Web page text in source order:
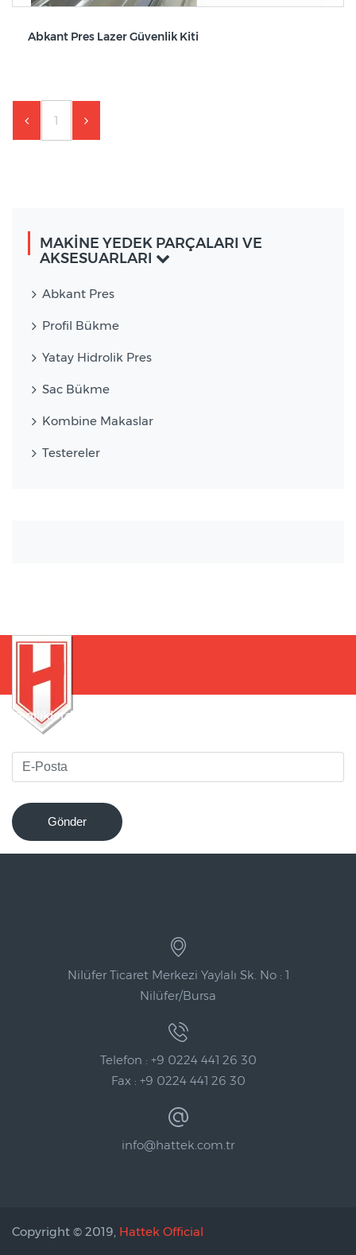
Abkant Pres Lazer Güvenlik Kiti
1
MAKİNE YEDEK PARÇALARI VE
AKSESUARLARI
Abkant Pres
Profil Bükme
Yatay Hidrolik Pres
Sac Bükme
Kombine Makaslar
Testereler
Yeniliklerden haberdar olmak için bültenimize kaydolun
Gönder
Nilüfer Ticaret Merkezi Yaylalı Sk. No : 1
Nilüfer/Bursa
Telefon : +9 0224 441 26 30
Fax : +9 0224 441 26 30
info@hattek.com.tr
Copyright © 2019, Hattek Official